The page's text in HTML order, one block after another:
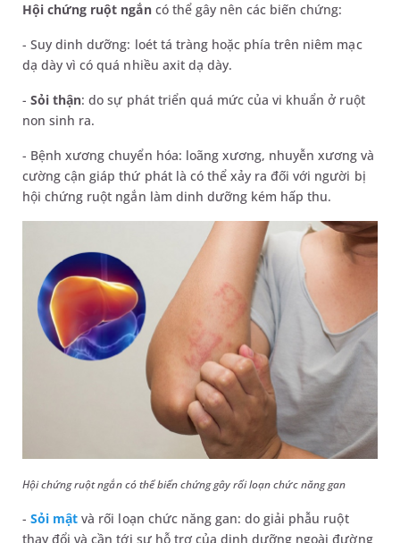
Hội chứng ruột ngắncó thể gây nên các biến chứng:
- Suy dinh dưỡng: loét tá tràng hoặc phía trên niêm mạc
dạ dày vì có quá nhiều axit dạ dày.
-Sỏi thận: do sự phát triển quá mức của vi khuẩn ở ruột
non sinh ra.
- Bệnh xương chuyển hóa: loãng xương, nhuyễn xương và
cường cận giáp thứ phát là có thể xảy ra đối với người bị
hội chứng ruột ngắn làm dinh dưỡng kém hấp thu.
Hội chứng ruột ngắn có thể biến chứng gây rối loạn chức năng gan
-Sỏi mật và rối loạn chức năng gan: do giải phẫu ruột
thay đổi và cần tới sự hỗ trợ của dinh dưỡng ngoài đường